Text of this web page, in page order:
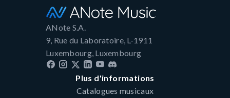
ANote S.A.
9, Rue du Laboratoire, L-1911
Luxembourg, Luxembourg
Plus d'informations
Catalogues musicaux